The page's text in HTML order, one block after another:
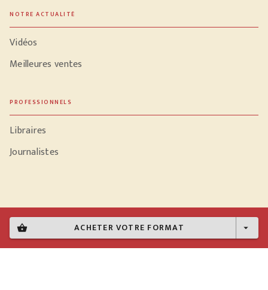
shopping_basket ACHETER VOTRE FORMAT arrow_drop_down
NOTRE ACTUALITÉ
Vidéos
Meilleures ventes
PROFESSIONNELS
Libraires
Journalistes
Données personnelles
Paramétrer vos cookies
Mentions légales